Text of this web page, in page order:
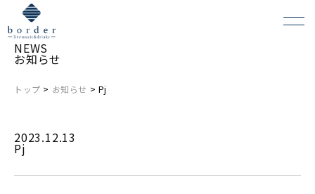
NEWS
お知らせ
トップ > お知らせ > Pj
2023.12.13
Pj